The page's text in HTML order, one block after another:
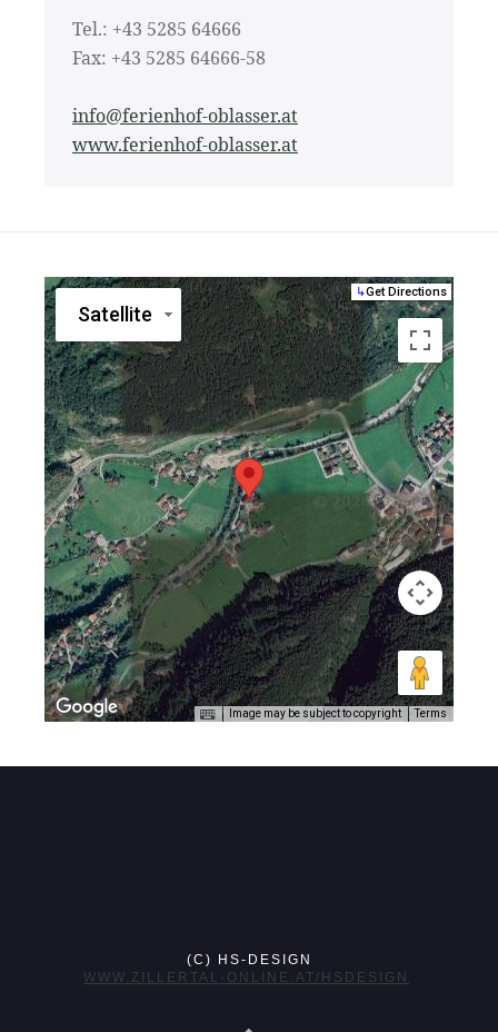
Tel.: +43 5285 64666
Fax: +43 5285 64666-58
info@ferienhof-oblasser.at
www.ferienhof-oblasser.at
Satellite
↳Get Directions
Image may be subject to copyright Terms
(C) HS-DESIGN
WWW.ZILLERTAL-ONLINE.AT/HSDESIGN